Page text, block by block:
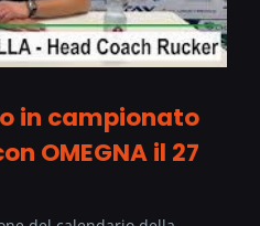
in campionato
OMEGNA il 27